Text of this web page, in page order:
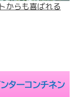
からも喜ばれる
ターコンチネン